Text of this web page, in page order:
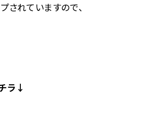
されていますので、
ラ↓